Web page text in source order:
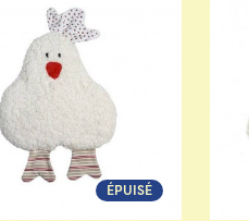
ÉPUISÉ